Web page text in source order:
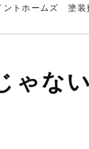
ントホームズ 塗装
ゃな